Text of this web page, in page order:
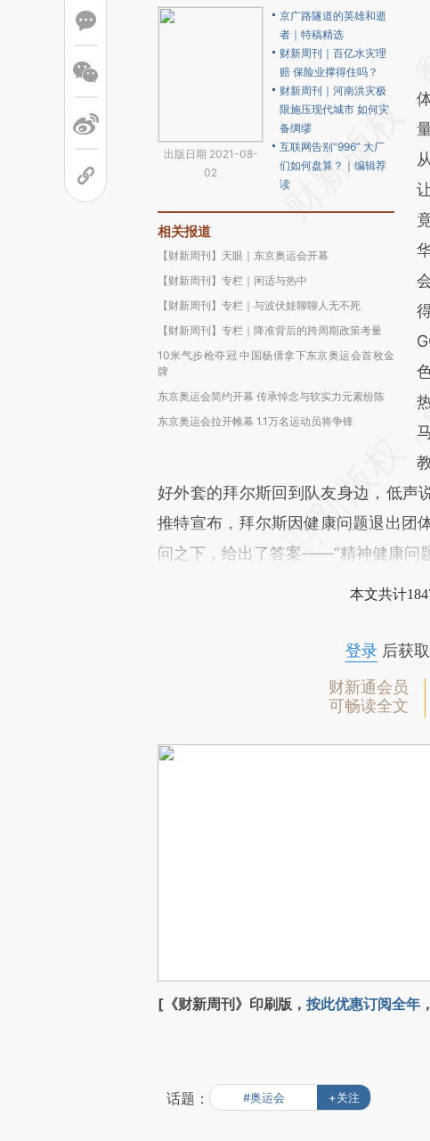
出版日期 2021-08-
02
京广路隧道的英雄和逝
者｜特稿精选
财新周刊｜百亿水灾理
赔 保险业撑得住吗？
财新周刊｜河南洪灾极
限施压现代城市 如何灾
备绸缪
互联网告别“996” 大厂
们如何盘算？｜编辑荐
读
相关报道
【财新周刊】天眼｜东京奥运会开幕
【财新周刊】专栏｜闲适与热中
【财新周刊】专栏｜与波伏娃聊聊人无不死
【财新周刊】专栏｜降准背后的跨周期政策考量
10米气步枪夺冠 中国杨倩拿下东京奥运会首枚金
牌
东京奥运会简约开幕 传承悼念与软实力元素纷陈
东京奥运会拉开帷幕 1.1万名运动员将争锋
好外套的拜尔斯回到队友身边，低声
推特宣布，拜尔斯因健康问题退出团
问之下，给出了答案——“精神健康问
本文共计
登录后获取
财新通会员
可畅读全文
[《财新周刊》印刷版， 按此优惠订阅全年 ，
话题： #奥运会 +关注